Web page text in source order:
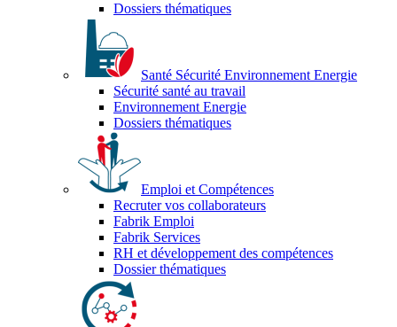
Dossiers thématiques
Santé Sécurité Environnement Energie
Sécurité santé au travail
Environnement Energie
Dossiers thématiques
Emploi et Compétences
Recruter vos collaborateurs
Fabrik Emploi
Fabrik Services
RH et développement des compétences
Dossier thématiques